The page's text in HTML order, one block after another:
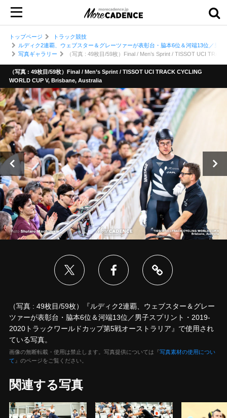
トップページ
トラック競技
ルディク2連覇、ウェブスター＆グレーツァーが表彰台・脇本6位＆河端13位／男
写真ギャラリー
（写真 : 49枚目/59枚）Final / Men’s Sprint / TISSOT UCI
（写真 : 49枚目/59枚）Final / Men’s Sprint / TISSOT UCI TRACK CYCLING
WORLD CUP V, Brisbane, Australia
（写真 : 49枚目/59枚）『ルディク2連覇、ウェブスター＆グレー
ツァーが表彰台・脇本6位＆河端13位／男子スプリント・2019-
2020トラックワールドカップ第5戦オーストラリア』で使用され
ている写真。
画像の無断転載・使用は禁止します。写真提供については『写真素材の使用につい
て 』のページをご覧ください。
関連する写真